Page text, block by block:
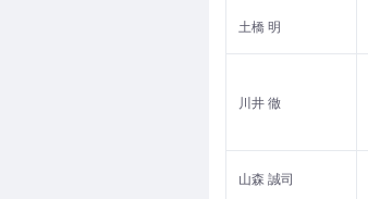
土橋 明
川井 徹
山森 誠司